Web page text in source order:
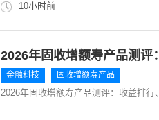
10小时前
2026年固收增额寿产品测评
金融科技 固收增额寿产品
2026年固收增额寿产品测评：收益排行